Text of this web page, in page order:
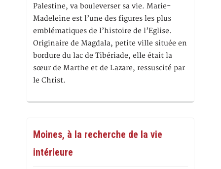
Palestine, va bouleverser sa vie. Marie-
Madeleine est l’une des figures les plus
emblématiques de l’histoire de l’Eglise.
Originaire de Magdala, petite ville située en
bordure du lac de Tibériade, elle était la
sœur de Marthe et de Lazare, ressuscité par
le Christ.
Moines, à la recherche de la vie
intérieure